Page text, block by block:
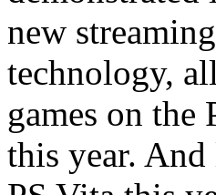
new
technology,
games on the
this year. And